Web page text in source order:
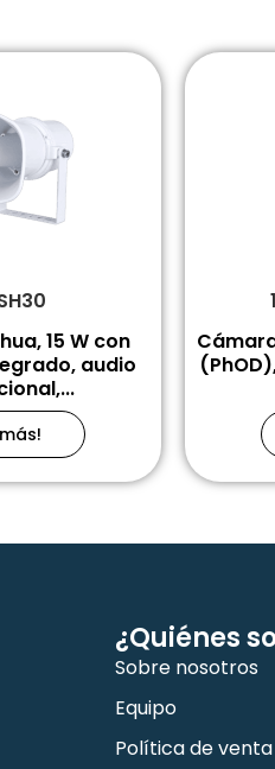
15 W con
audio
¿Quiénes
Sobre nosotros
Equipo
Política de venta